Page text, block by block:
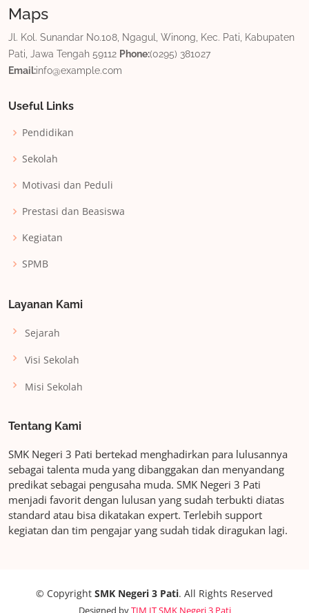
Maps
Jl. Kol. Sunandar No.108, Ngagul, Winong, Kec. Pati, Kabupaten
Pati, Jawa Tengah 59112 Phone:(0295) 381027
Email:info@example.com
Useful Links
Pendidikan
Sekolah
Motivasi dan Peduli
Prestasi dan Beasiswa
Kegiatan
SPMB
Layanan Kami
Sejarah
Visi Sekolah
Misi Sekolah
Tentang Kami
SMK Negeri 3 Pati bertekad menghadirkan para lulusannya
sebagai talenta muda yang dibanggakan dan menyandang
predikat sebagai pengusaha muda. SMK Negeri 3 Pati
menjadi favorit dengan lulusan yang sudah terbukti diatas
standard atau bisa dikatakan expert. Terlebih support
kegiatan dan tim pengajar yang sudah tidak diragukan lagi.
© Copyright SMK Negeri 3 Pati. All Rights Reserved
Designed byTIM IT SMK Negeri 3 Pati